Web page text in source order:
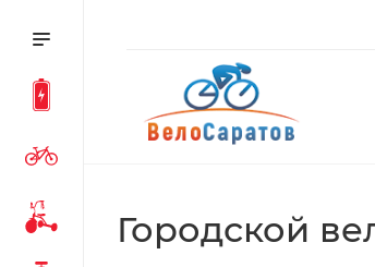
Городской